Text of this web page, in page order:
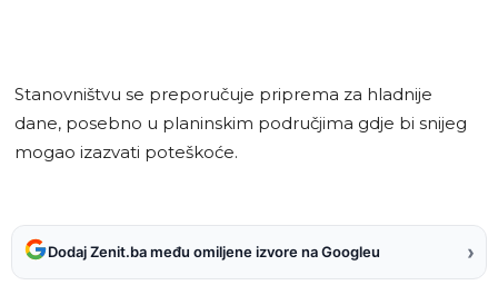
Stanovništvu se preporučuje priprema za hladnije
dane, posebno u planinskim područjima gdje bi snijeg
mogao izazvati poteškoće.
Dodaj Zenit.ba među omiljene izvore na Googleu ›